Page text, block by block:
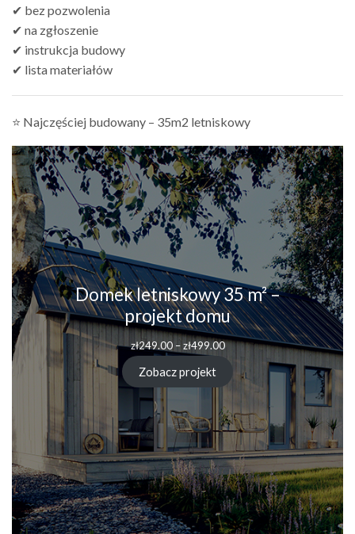
✔ bez pozwolenia
✔ na zgłoszenie
✔ instrukcja budowy
✔ lista materiałów
⭐ Najczęściej budowany – 35m2 letniskowy
Domek letniskowy 35 m² –
projekt domu
zł249.00 – zł499.00Zakres
zł249.00
zł499.00
Zobacz projekt